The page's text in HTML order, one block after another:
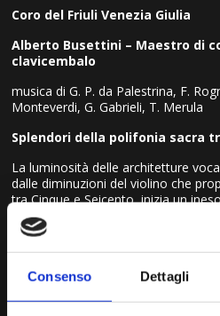
Consenso Dettagli
Coro del Friuli Venezia Giulia
Alberto Busettini – Maestro di
clavicembalo
musica di G. P. da Palestrina, F.
Monteverdi, G. Gabrieli, T. Merula
Splendori della polifonia sacra
La luminosità delle architetture
dalle diminuzioni del violino che
tra Cinque e Seicento, inizia un
emancipazione dalla musica vocale.
vocale, la formazione di 24 coristi